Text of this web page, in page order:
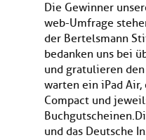
Die Gewinner
web-Umfrage
der Bertelsmann
bedanken uns bei
und gratulieren
warten ein iPad Air,
Compact und
und das Deutsche